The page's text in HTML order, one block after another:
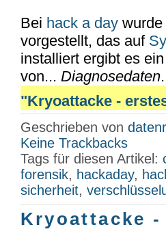
Bei hack a daywurde
vorgestellt, das auf
installiert ergibt es
von... Diagnosedaten
"Kryoattacke -
Geschrieben von
Keine Trackbacks
Tags für diesen Artikel:
forensik, hackaday,
sicherheit,
Kryoattacke